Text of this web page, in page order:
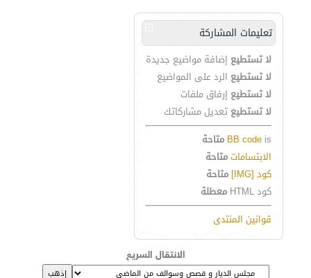
تعليمات المشاركة
لا تستطيع إضافة مواضيع جديدة
لا تستطيع الرد على المواضيع
لا تستطيع إرفاق ملفات
لا تستطيع تعديل مشاركاتك
BB code is
متاحة
الابتساماتمتاحة
كود [IMG]
متاحة
كود HTML
معطلة
قوانين المنتدى
الانتقال السريع